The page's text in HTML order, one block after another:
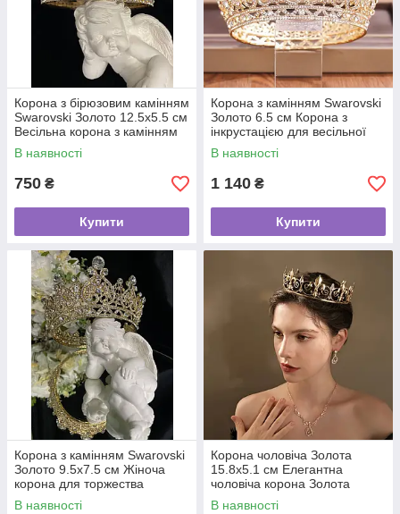
Корона з бірюзовим камінням
Swarovski Золото 12.5х5.5 см
Весільна корона з камінням
В наявності
750 ₴
Купити
Корона з камінням Swarovski
Золото 6.5 см Корона з
інкрустацією для весільної
зачіски
В наявності
1 140 ₴
Купити
Корона з камінням Swarovski
Золото 9.5х7.5 см Жіноча
корона для торжества
Елегантна золота корона
В наявності
Корона чоловіча Золота
15.8х5.1 см Елегантна
чоловіча корона Золота
корона для хлопчика
В наявності